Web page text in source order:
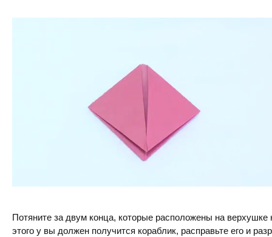
Потяните за двум конца, которые расположены на
этого у вы должен получится кораблик, расправьте его и